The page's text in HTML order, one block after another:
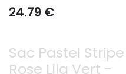
24.79 €
Sac Pastel Stripe
Rose Lila Vert -